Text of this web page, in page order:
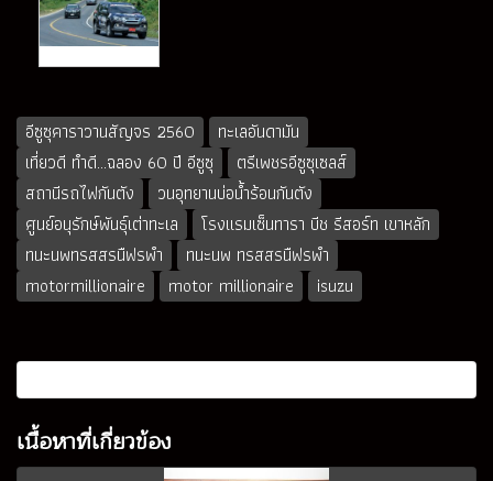
อีซูซุคาราวานสัญจร 2560
ทะเลอันดามัน
เที่ยวดี ทำดี...ฉลอง 60 ปี อีซูซุ
ตรีเพชรอีซูซุเซลส์
สถานีรถไฟกันตัง
วนอุทยานบ่อน้ำร้อนกันตัง
ศูนย์อนุรักษ์พันธุ์เต่าทะเล
โรงแรมเซ็นทารา บีช รีสอร์ท เขาหลัก
ทนะนพทรสสรนืฟรพำ
ทนะนพ ทรสสรนืฟรพำ
motormillionaire
motor millionaire isuzu
เนื้อหาที่เกี่ยวข้อง